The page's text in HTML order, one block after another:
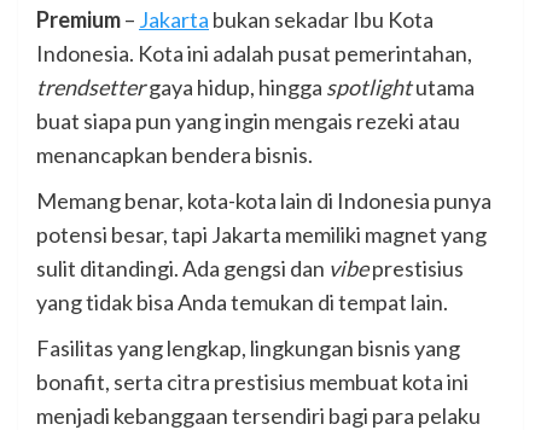
Premium– Jakarta bukan sekadar Ibu Kota
Indonesia. Kota ini adalah pusat pemerintahan,
trendsettergaya hidup, hingga spotlightutama
buat siapa pun yang ingin mengais rezeki atau
menancapkan bendera bisnis.
Memang benar, kota-kota lain di Indonesia punya
potensi besar, tapi Jakarta memiliki magnet yang
sulit ditandingi. Ada gengsi dan vibeprestisius
yang tidak bisa Anda temukan di tempat lain.
Fasilitas yang lengkap, lingkungan bisnis yang
bonafit, serta citra prestisius membuat kota ini
menjadi kebanggaan tersendiri bagi para pelaku